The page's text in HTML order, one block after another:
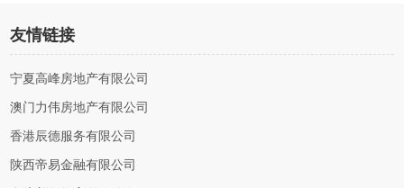
友情链接
宁夏高峰房地产有限公司
澳门力伟房地产有限公司
香港辰德服务有限公司
陕西帝易金融有限公司